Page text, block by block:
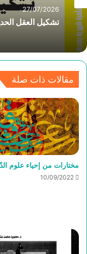
27/07/2026
تشكيل العقل
مقالات ذات صلة
مختارات من إحياء علوم
10/09/2022